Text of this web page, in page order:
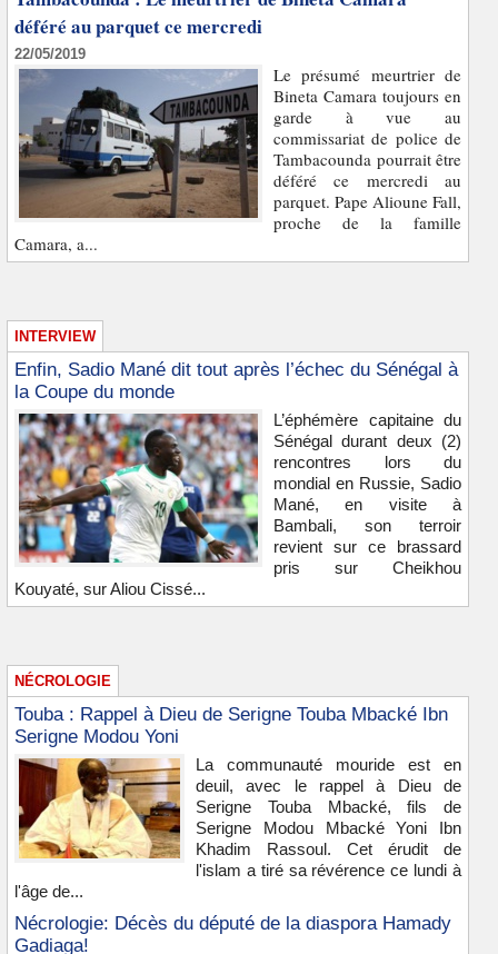
déféré au parquet ce mercredi
22/05/2019
Le présumé meurtrier de
Bineta Camara toujours en
garde à vue au
commissariat de police de
Tambacounda pourrait être
déféré ce mercredi au
parquet. Pape Alioune Fall,
proche de la famille
Camara, a...
INTERVIEW
Enfin, Sadio Mané dit tout après l’échec du Sénégal à
la Coupe du monde
L’éphémère capitaine du
Sénégal durant deux (2)
rencontres lors du
mondial en Russie, Sadio
Mané, en visite à
Bambali, son terroir
revient sur ce brassard
pris sur Cheikhou
Kouyaté, sur Aliou Cissé...
NÉCROLOGIE
Touba : Rappel à Dieu de Serigne Touba Mbacké Ibn
Serigne Modou Yoni
La communauté mouride est en
deuil, avec le rappel à Dieu de
Serigne Touba Mbacké, fils de
Serigne Modou Mbacké Yoni Ibn
Khadim Rassoul. Cet érudit de
l'islam a tiré sa révérence ce lundi à
l'âge de...
Nécrologie: Décès du député de la diaspora Hamady
Gadiaga!